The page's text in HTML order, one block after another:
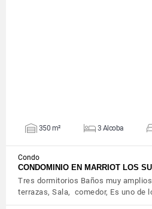
350 m² 3 Alcoba
Condo
CONDOMINIO EN MARRIOT LOS
Tres dormitorios Baños muy
terrazas, Sala, comedor, Es uno de